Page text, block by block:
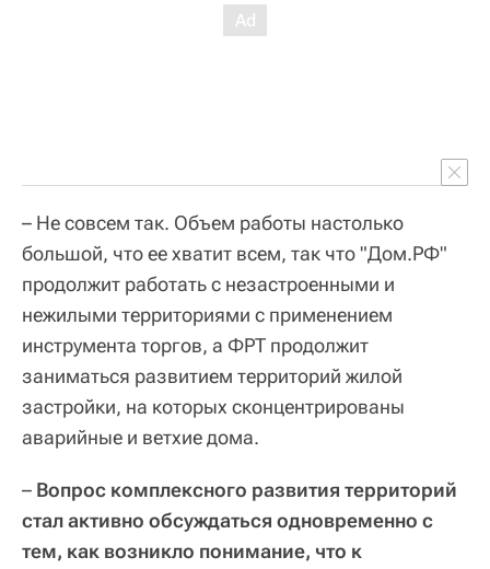
– Не совсем так. Объем работы настолько
большой, что ее хватит всем, так что "Дом.РФ"
продолжит работать с незастроенными и
нежилыми территориями с применением
инструмента торгов, а ФРТ продолжит
заниматься развитием территорий жилой
застройки, на которых сконцентрированы
аварийные и ветхие дома.
– Вопрос комплексного развития территорий
стал активно обсуждаться одновременно с
тем, как возникло понимание, что к